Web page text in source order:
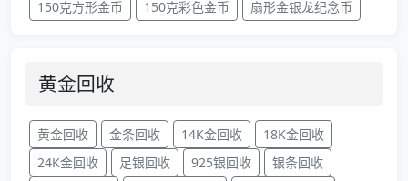
150克方形金币
150克彩色金币 扇形金银龙纪念币
黄金回收
黄金回收 金条回收 14K金回收
18K金回收
24K金回收
足银回收 925银回收
银条回收